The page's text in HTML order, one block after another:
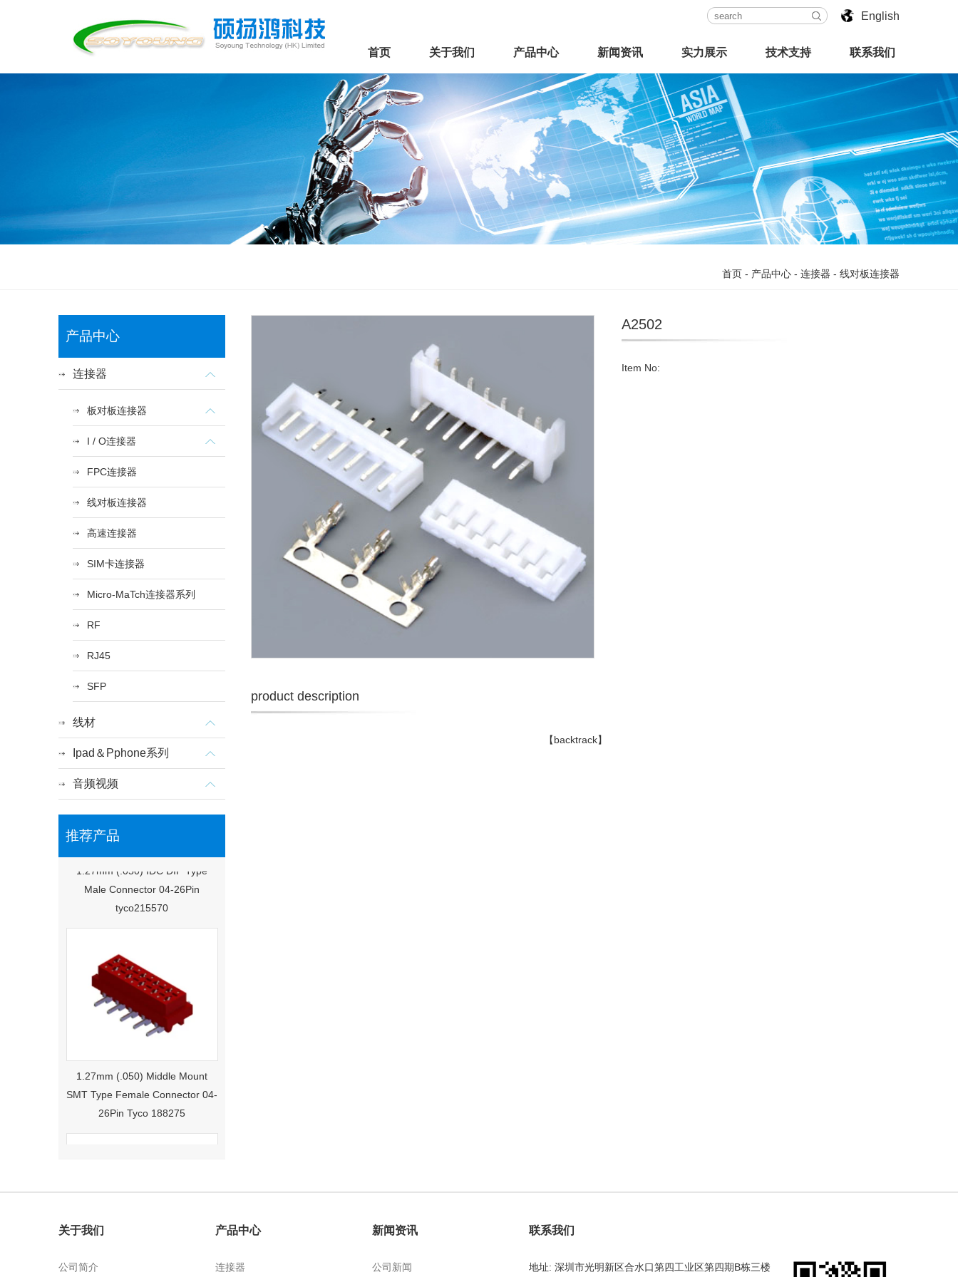
English
首页 关于我们 产品中心 新闻资讯 实力展示 技术支持 联系我们
首页 - 产品中心 - 连接器 - 线对板连接器
产品中心
连接器
板对板连接器
I / O连接器
FPC连接器
线对板连接器
高速连接器
SIM卡连接器
Micro-MaTch连接器系列
RF
RJ45
SFP
线材
Ipad＆Pphone系列
音频视频
推荐产品
1.27mm (.050) IDC DIP Type
Male Connector 04-26Pin
tyco215570
1.27mm (.050) Middle Mount
SMT Type Female Connector 04-
26Pin Tyco 188275
1.27mm (.050) Right Angle DIP
A2502
Item No:
product description
【backtrack】
关于我们
公司简介
产品中心
连接器
新闻资讯
公司新闻
联系我们
地址: 深圳市光明新区合水口第四工业区第四期B栋三楼